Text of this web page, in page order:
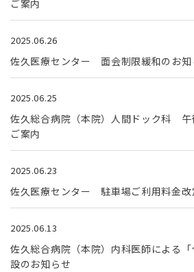
ご案内
2025.06.26
佐久医療センター 面会制限緩和のお知
2025.06.25
佐久総合病院（本院）人間ドック科 午
ご案内
2025.06.23
佐久医療センター 駐車場ご利用料金改
2025.06.13
佐久総合病院（本院）内科医師による
設のお知らせ